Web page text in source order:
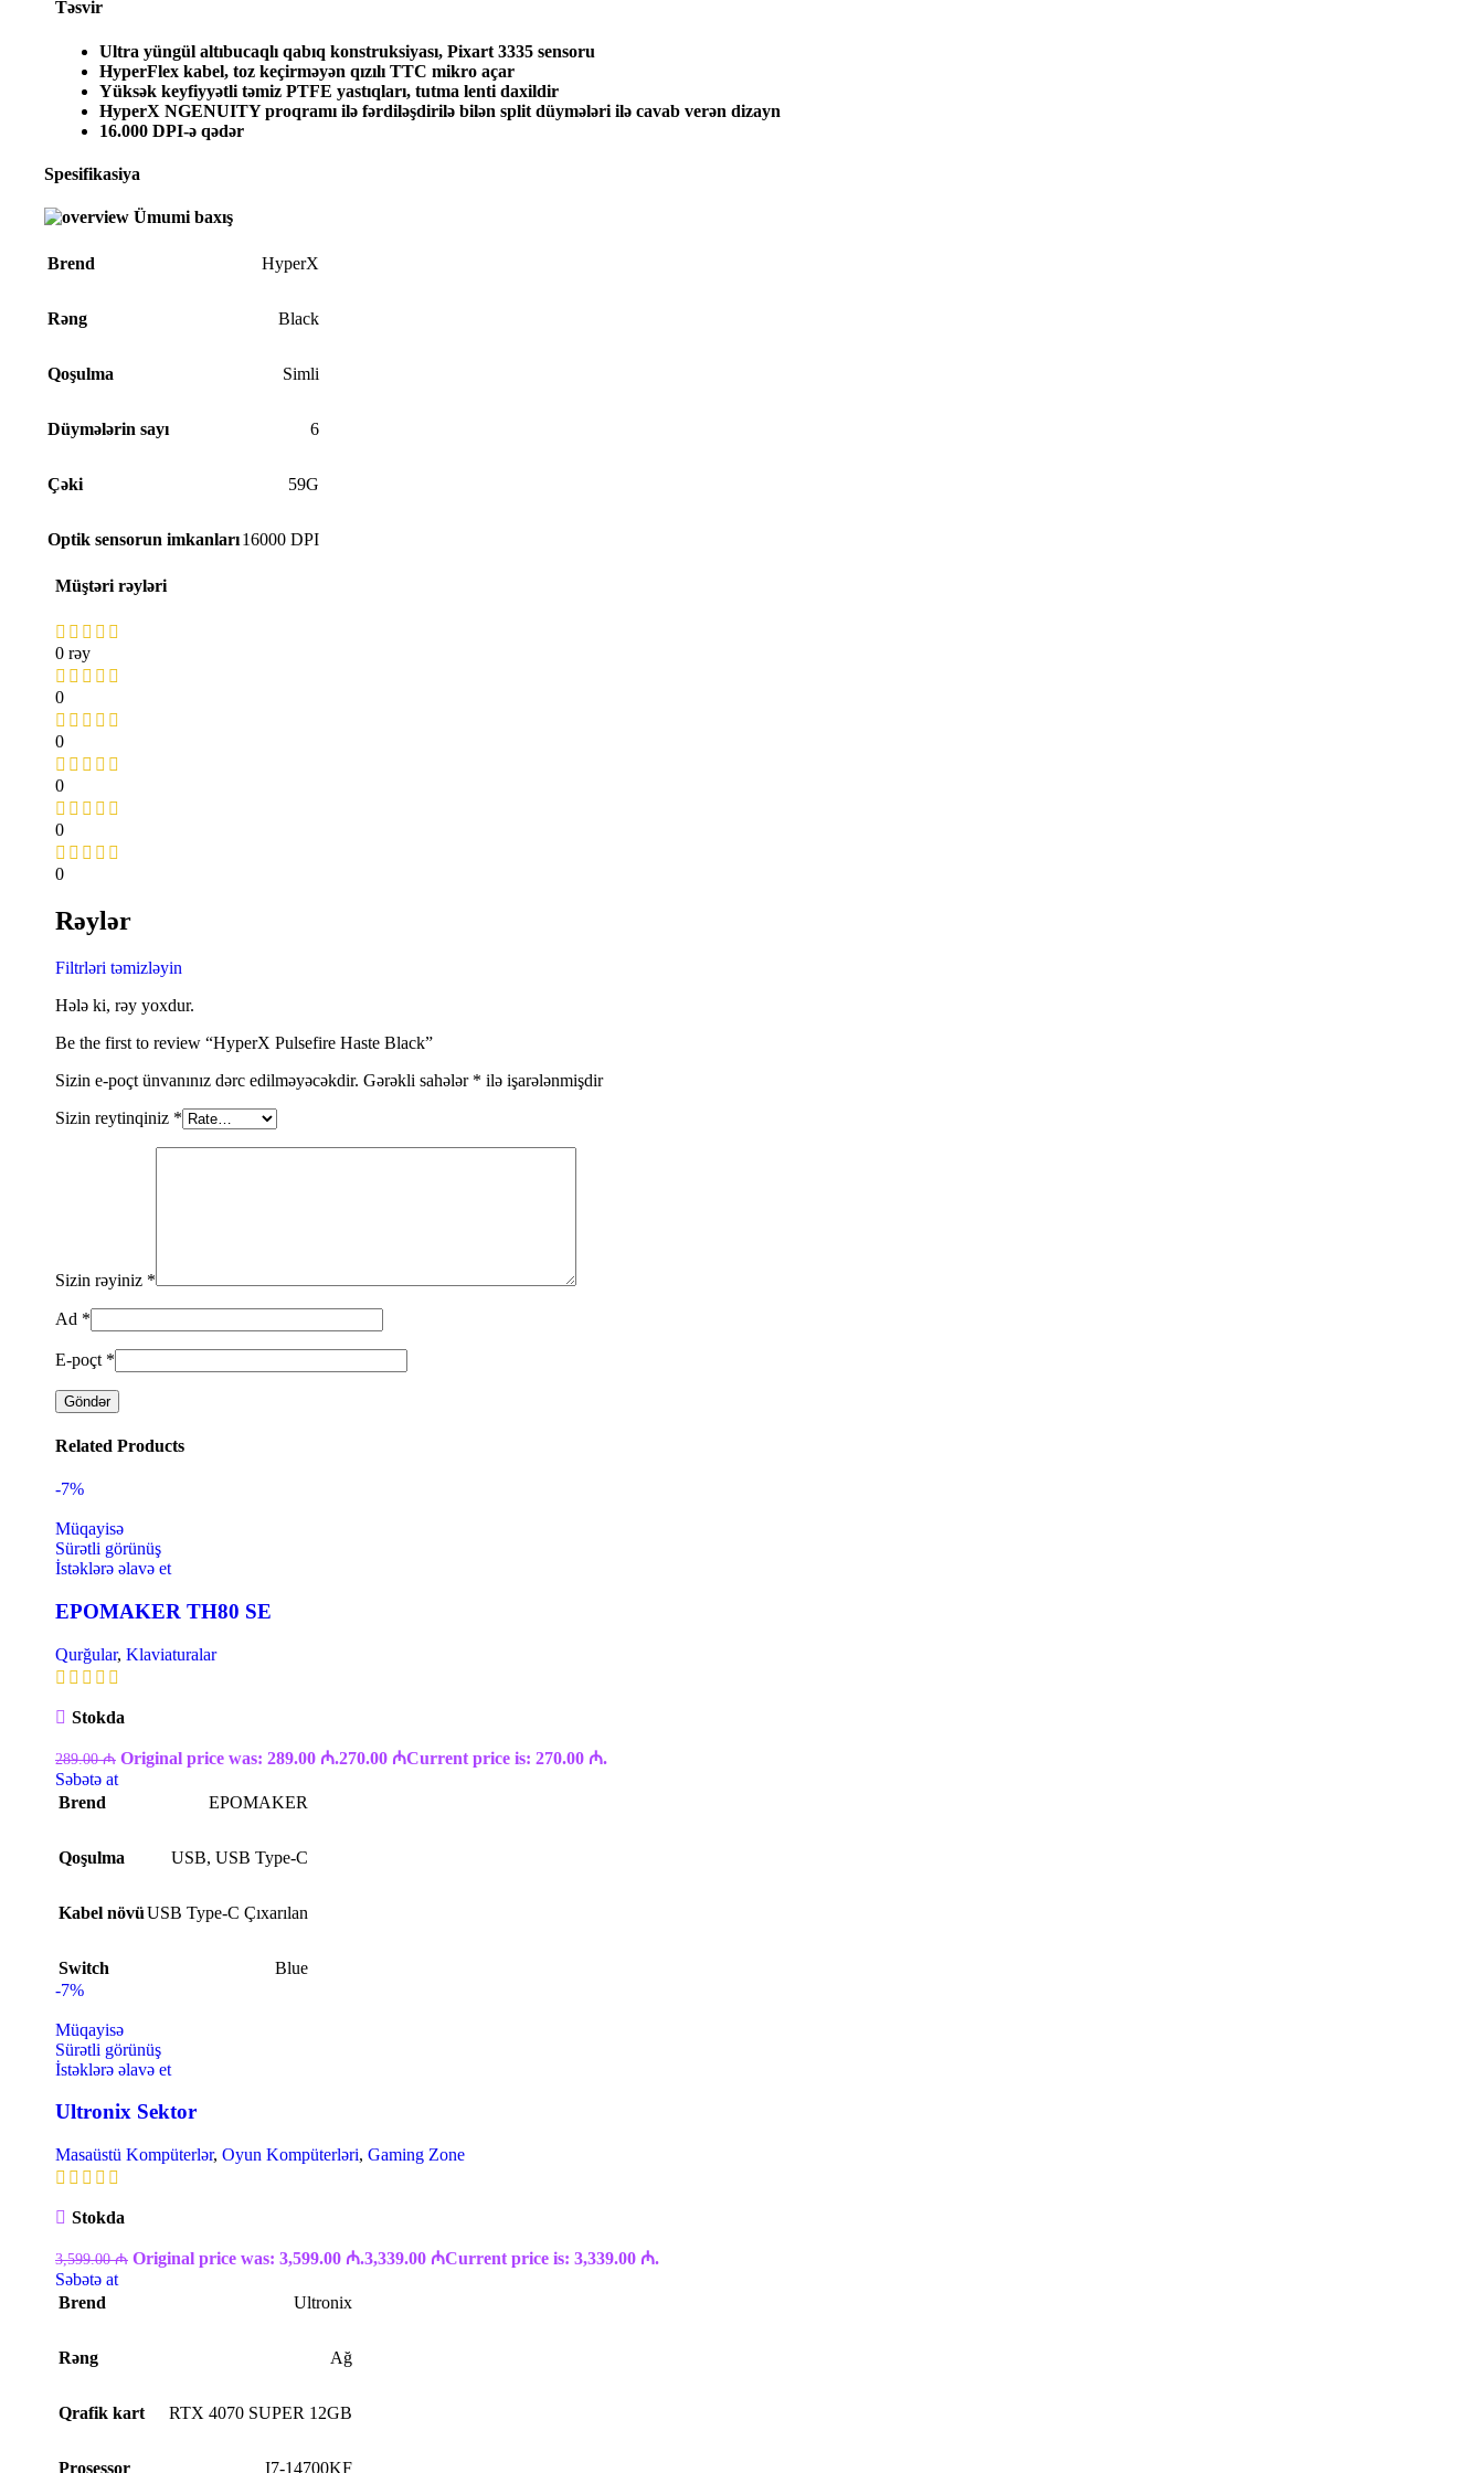
Təsvir
Ultra yüngül altıbucaqlı qabıq konstruksiyası, Pixart 3335 sensoru
HyperFlex kabel, toz keçirməyən qızılı TTC mikro açar
Yüksək keyfiyyətli təmiz PTFE yastıqları, tutma lenti daxildir
HyperX NGENUITY proqramı ilə fərdiləşdirilə bilən split düymələri ilə cavab verən dizayn
16.000 DPI-ə qədər
Spesifikasiya
Ümumi baxış
Brend HyperX
Rəng Black
Qoşulma Simli
Düymələrin sayı 6
Çəki 59G
Optik sensorun imkanları16000 DPI
Müştəri rəyləri
0 rəy
0
0
0
0
0
Rəylər
Filtrləri təmizləyin
Hələ ki, rəy yoxdur.
Be the first to review “HyperX Pulsefire Haste Black”
Sizin e-poçt ünvanınız dərc edilməyəcəkdir. Gərəkli sahələr * ilə işarələnmişdir
Sizin reytinqiniz *
Sizin rəyiniz *
Ad *
E-poçt *
Related Products
-7%
Müqayisə
Sürətli görünüş
İstəklərə əlavə et
EPOMAKER TH80 SE
Qurğular, Klaviaturalar
Stokda
289.00₼ Original price was: 289.00 ₼.270.00 ₼Current price is: 270.00 ₼.
Səbətə at
Brend
EPOMAKER
Qoşulma USB, USB Type-C
Kabel növüUSB Type-C Çıxarılan
Switch
Blue
-7%
Müqayisə
Sürətli görünüş
İstəklərə əlavə et
Ultronix Sektor
Masaüstü Kompüterlər, Oyun Kompüterləri, Gaming Zone
Stokda
3,599.00₼ Original price was: 3,599.00 ₼.3,339.00 ₼Current price is: 3,339.00 ₼.
Səbətə at
Brend
Ultronix
Rəng Ağ
Qrafik kart RTX 4070 SUPER 12GB
Prosessor I7-14700KF